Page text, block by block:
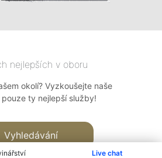
Live chat
nejlepších v oboru
okolí? Vyzkoušejte naše
ty nejlepší služby!
Vyhledávání